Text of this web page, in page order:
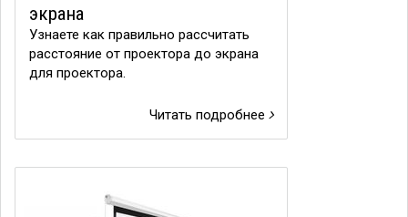
экрана
Узнаете как правильно рассчитать
расстояние от проектора до экрана
для проектора.
Читать подробнее